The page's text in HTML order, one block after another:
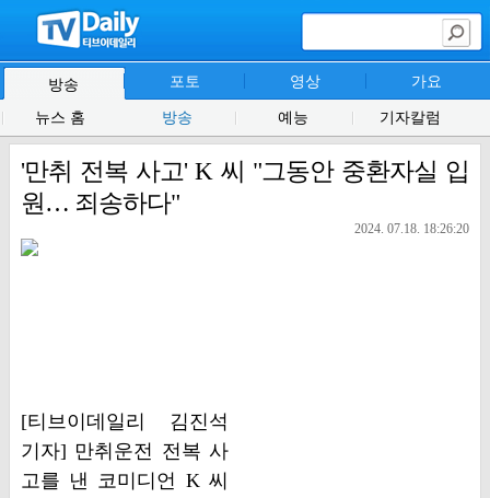
방송 포토 영상 가요
뉴스 홈 방송 예능 기자칼럼
'만취 전복 사고' K 씨 "그동안 중환자실 입
원… 죄송하다"
2024. 07.18. 18:26:20
[티브이데일리 김진석
기자] 만취운전 전복 사
고를 낸 코미디언 K 씨